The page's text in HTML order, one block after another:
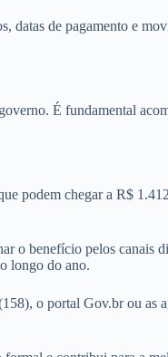
datas de pagamento e
É fundamental
podem chegar a R$
o benefício pelos canais
longo do ano.
o portal Gov.br ou as